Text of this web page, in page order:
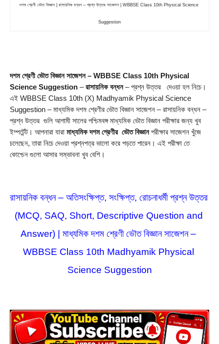
দশম শ্রেণী ভৌত বিজ্ঞান | রাসায়নিক বন্ধন – প্রশ্ন উত্তর সাজেশন | WBBSE Class 10th Physical Science
Suggestion
দশম শ্রেণী ভৌত বিজ্ঞান সাজেশন – WBBSE Class 10th Physical
Science Suggestion – রাসায়নিক বন্ধন – প্রশ্ন উত্তর   দেওয়া হল নিচে।
এই WBBSE Class 10th (X) Madhyamik Physical Science
Suggestion – মাধ্যমিক দশম শ্রেণীর ভৌত বিজ্ঞান সাজেশন – রাসায়নিক বন্ধন –
প্রশ্ন উত্তর  গুলি আগামী সালের পশ্চিমবঙ্গ মাধ্যমিক ভৌত বিজ্ঞান পরীক্ষার জন্য খুব
ইম্পর্টেন্ট। আপনারা যারা মাধ্যমিক দশম শ্রেণীর  ভৌত বিজ্ঞান পরীক্ষার সাজেশন খুঁজে
চলেছেন, তারা নিচে দেওয়া প্রশ্নপত্র ভালো করে পড়তে পারেন। এই পরীক্ষা তে
কোশ্চেন গুলো আসার সম্ভাবনা খুব বেশি।
রাসায়নিক বন্ধন – অতিসংক্ষিপ্ত, সংক্ষিপ্ত, রোচনাধর্মী প্রশ্ন উত্তর
(MCQ, SAQ, Short, Descriptive Question and
Answer) | মাধ্যমিক দশম শ্রেণী ভৌত বিজ্ঞান সাজেশন –
WBBSE Class 10th Madhyamik Physical
Science Suggestion